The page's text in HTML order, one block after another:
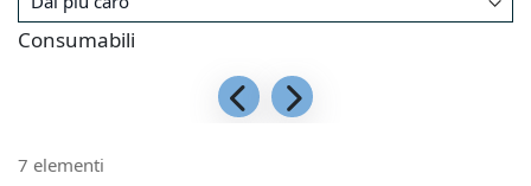
Consumabili
7 elementi